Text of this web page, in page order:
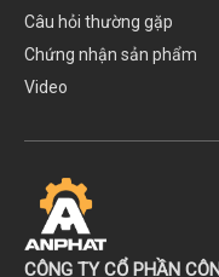
Câu hỏi thường gặp
Chứng nhận sản phẩm
Video
CÔNG TY CỔ PHẦN